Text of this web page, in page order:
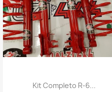
Anteprima
Kit Completo R-6...